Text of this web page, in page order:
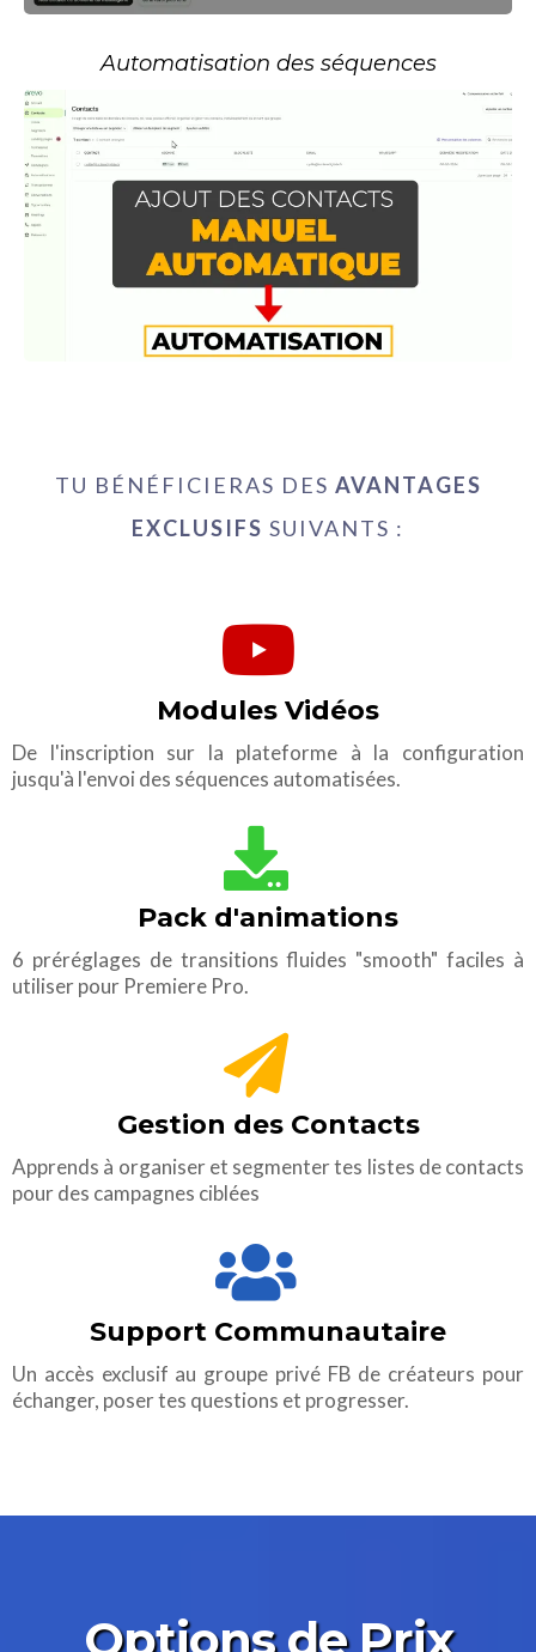
Automatisation des séquences
TU BÉNÉFICIERAS DES AVANTAGES
EXCLUSIFS SUIVANTS :
Modules Vidéos
De l'inscription sur la plateforme à la configuration
jusqu'à l'envoi des séquences automatisées.
Pack d'animations
6 préréglages de transitions fluides "smooth" faciles à
utiliser pour Premiere Pro.
Gestion des Contacts
Apprends à organiser et segmenter tes listes de contacts
pour des campagnes ciblées
Support Communautaire
Un accès exclusif au groupe privé FB de créateurs pour
échanger, poser tes questions et progresser.
Options de Prix